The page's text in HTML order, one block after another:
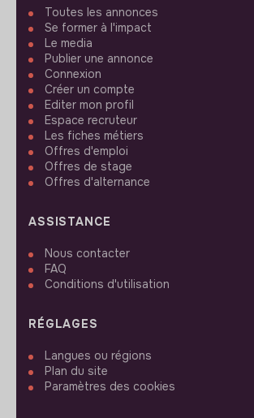
Toutes les annonces
Se former à l'impact
Le media
Publier une annonce
Connexion
Créer un compte
Editer mon profil
Espace recruteur
Les fiches métiers
Offres d'emploi
Offres de stage
Offres d'alternance
ASSISTANCE
Nous contacter
FAQ
Conditions d'utilisation
RÉGLAGES
Langues ou régions
Plan du site
Paramètres des cookies